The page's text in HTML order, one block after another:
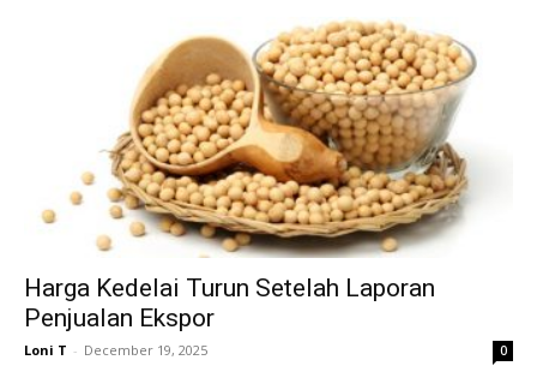
Harga Kedelai Turun Setelah Laporan
Penjualan Ekspor
Loni T - December 19, 2025 0